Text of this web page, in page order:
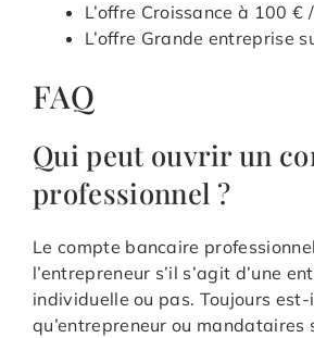
L’offre Croissance à 100 €
L’offre Grande entreprise
FAQ
Qui peut ouvrir un
professionnel ?
Le compte bancaire
l’entrepreneur s’il s’agit d’une
individuelle ou pas. Toujours est-
qu’entrepreneur ou mandataires